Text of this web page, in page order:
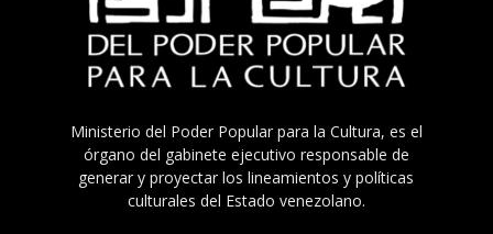
Ministerio del Poder Popular para la Cultura, es el
órgano del gabinete ejecutivo responsable de
generar y proyectar los lineamientos y políticas
culturales del Estado venezolano.